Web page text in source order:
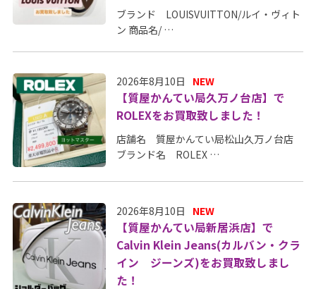
ブランド LOUISVUITTON/ルイ・ヴィト
ン 商品名/ …
2026年8月10日 NEW
【質屋かんてい局久万ノ台店】で
ROLEXをお買取致しました！
店舗名 質屋かんてい局松山久万ノ台店
ブランド名 ROLEX …
2026年8月10日 NEW
【質屋かんてい局新居浜店】で
Calvin Klein Jeans(カルバン・クラ
イン ジーンズ)をお買取致しまし
た！